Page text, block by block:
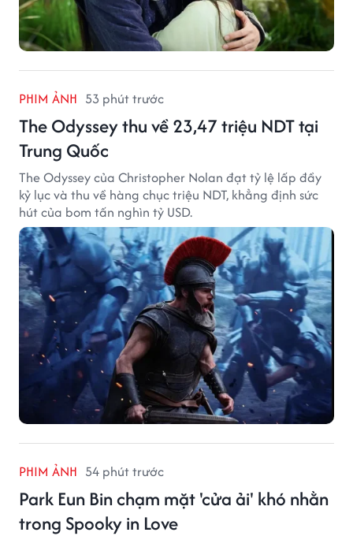
PHIM ẢNH 53 phút trước
The Odyssey thu về 23,47 triệu NDT tại
Trung Quốc
The Odyssey của Christopher Nolan đạt tỷ lệ lấp đầy
kỷ lục và thu về hàng chục triệu NDT, khẳng định sức
hút của bom tấn nghìn tỷ USD.
PHIM ẢNH 54 phút trước
Park Eun Bin chạm mặt 'cửa ải' khó nhằn
trong Spooky in Love